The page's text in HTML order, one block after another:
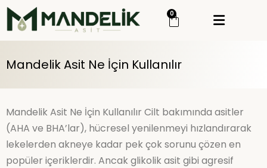
0
Mandelik Asit Ne İçin Kullanılır
Mandelik Asit Ne İçin Kullanılır Cilt bakımında asitler
(AHA ve BHA’lar), hücresel yenilenmeyi hızlandırarak
lekelerden akneye kadar pek çok sorunu çözen en
popüler içeriklerdir. Ancak glikolik asit gibi agresif
Menü
Giriş Yap Sipariş Takip
Genel